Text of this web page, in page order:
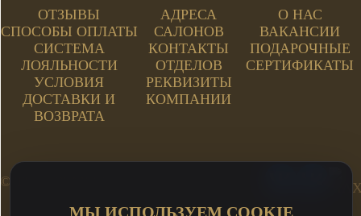
ОТЗЫВЫ
СПОСОБЫ ОПЛАТЫ
СИСТЕМА
ЛОЯЛЬНОСТИ
УСЛОВИЯ
ДОСТАВКИ И
ВОЗВРАТА
АДРЕСА
САЛОНОВ
КОНТАКТЫ
ОТДЕЛОВ
РЕКВИЗИТЫ
КОМПАНИИ
О НАС
ВАКАНСИИ
ПОДАРОЧНЫЕ
СЕРТИФИКАТЫ
© ТЦ "ПРЕМЬЕРА" 1995
МЫ ИСПОЛЬЗУЕМ COOKIE